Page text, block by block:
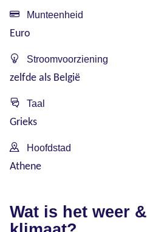
Munteenheid
Euro
Stroomvoorziening
zelfde als België
Taal
Grieks
Hoofdstad
Athene
Wat is het weer &